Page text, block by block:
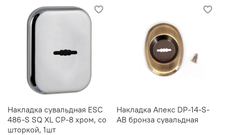
Накладка сувальдная ESC
486-S SQ XL CP-8 хром, со
шторкой, 1шт
Накладка Апекс DP-14-S-
AB бронза сувальдная